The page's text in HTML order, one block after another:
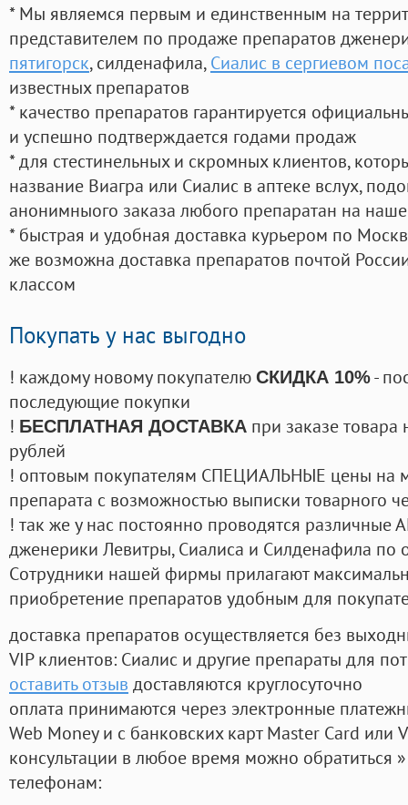
* Мы являемся первым и единственным на
представителем по продаже препаратов
пятигорск, силденафила, Сиалис в сергиевом
известных препаратов
* качество препаратов гарантируется
и успешно подтверждается годами продаж
* для стестинельных и скромных клиентов,
название Виагра или Сиалис в аптеке вслух,
анонимныого заказа любого препаратан на
* быстрая и удобная доставка курьером по
же возможна доставка препаратов почтой
классом
Покупать у нас выгодно
! каждому новому покупателю СКИДКА 10%-
последующие покупки
! БЕСПЛАТНАЯ ДОСТАВКА при заказе
рублей
! оптовым покупателям СПЕЦИАЛЬНЫЕ цены на
препарата с возможностью выписки товарного
! так же у нас постоянно проводятся
дженерики Левитры, Сиалиса и Силденафила по
Cотрудники нашей фирмы прилагают
приобретение препаратов удобным для
доставка препаратов осуществляется без
VIP клиентов: Сиалис и другие препараты для
оставить отзыв доставляются круглосуточно
оплата принимаются через электронные
Web Money и с банковских карт Master Card или
консультации в любое время можно обратиться
телефонам: